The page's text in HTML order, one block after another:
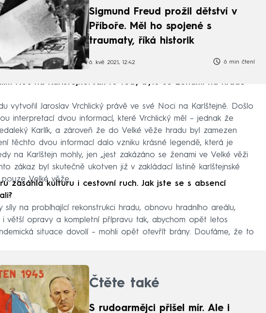
Sigmund Freud prožil dětství v
Příboře. Měl ho spojené s
traumaty, říká historik
6. kvě 2021, 12:42 6 min čtení
film Noc na Karlštejně. Jak to tedy bylo se ženami na hradě
vytvořil Jaroslav Vrchlický právě ve své Noci na Karlštejně. Došlo
interpretací dvou informací, které Vrchlický měl – jednak že
Karlík, a zároveň že do Velké věže hradu byl zamezen
těchto dvou informací dalo vzniku krásné legendě, která je
na Karlštejn mohly, jen „jest zakázáno se ženami ve Velké věži
zákaz byl skutečně ukotven již v zakládací listině karlštejnské
Velké věže.
zasáhla kulturu i cestovní ruch. Jak jste se s absencí
síly na probíhající rekonstrukci hradu, obnovu hradního areálu,
i větší opravy a kompletní přípravu tak, abychom opět letos
situace dovolí – mohli opět otevřít brány. Doufáme, že to
Čtěte také
S rudoarmějci přišel mír. Ale i